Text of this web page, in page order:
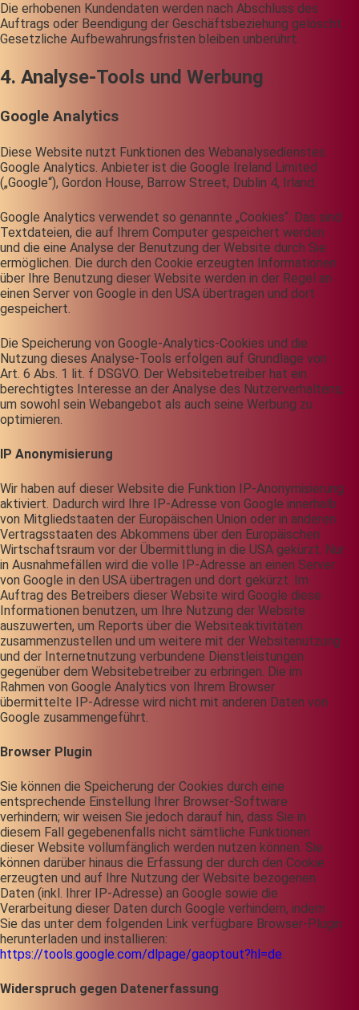
Die erhobenen Kundendaten werden nach Abschluss des
Auftrags oder Beendigung der Geschäftsbeziehung gelöscht.
Gesetzliche Aufbewahrungsfristen bleiben unberührt.
4. Analyse-Tools und Werbung
Google Analytics
Diese Website nutzt Funktionen des Webanalysedienstes
Google Analytics. Anbieter ist die Google Ireland Limited
(„Google“), Gordon House, Barrow Street, Dublin 4, Irland.
Google Analytics verwendet so genannte „Cookies“. Das sind
Textdateien, die auf Ihrem Computer gespeichert werden
und die eine Analyse der Benutzung der Website durch Sie
ermöglichen. Die durch den Cookie erzeugten Informationen
über Ihre Benutzung dieser Website werden in der Regel an
einen Server von Google in den USA übertragen und dort
gespeichert.
Die Speicherung von Google-Analytics-Cookies und die
Nutzung dieses Analyse-Tools erfolgen auf Grundlage von
Art. 6 Abs. 1 lit. f DSGVO. Der Websitebetreiber hat ein
berechtigtes Interesse an der Analyse des Nutzerverhaltens,
um sowohl sein Webangebot als auch seine Werbung zu
optimieren.
IP Anonymisierung
Wir haben auf dieser Website die Funktion IP-Anonymisierung
aktiviert. Dadurch wird Ihre IP-Adresse von Google innerhalb
von Mitgliedstaaten der Europäischen Union oder in anderen
Vertragsstaaten des Abkommens über den Europäischen
Wirtschaftsraum vor der Übermittlung in die USA gekürzt. Nur
in Ausnahmefällen wird die volle IP-Adresse an einen Server
von Google in den USA übertragen und dort gekürzt. Im
Auftrag des Betreibers dieser Website wird Google diese
Informationen benutzen, um Ihre Nutzung der Website
auszuwerten, um Reports über die Websiteaktivitäten
zusammenzustellen und um weitere mit der Websitenutzung
und der Internetnutzung verbundene Dienstleistungen
gegenüber dem Websitebetreiber zu erbringen. Die im
Rahmen von Google Analytics von Ihrem Browser
übermittelte IP-Adresse wird nicht mit anderen Daten von
Google zusammengeführt.
Browser Plugin
Sie können die Speicherung der Cookies durch eine
entsprechende Einstellung Ihrer Browser-Software
verhindern; wir weisen Sie jedoch darauf hin, dass Sie in
diesem Fall gegebenenfalls nicht sämtliche Funktionen
dieser Website vollumfänglich werden nutzen können. Sie
können darüber hinaus die Erfassung der durch den Cookie
erzeugten und auf Ihre Nutzung der Website bezogenen
Daten (inkl. Ihrer IP-Adresse) an Google sowie die
Verarbeitung dieser Daten durch Google verhindern, indem
Sie das unter dem folgenden Link verfügbare Browser-Plugin
herunterladen und installieren:
https://tools.google.com/dlpage/gaoptout?hl=de.
Widerspruch gegen Datenerfassung